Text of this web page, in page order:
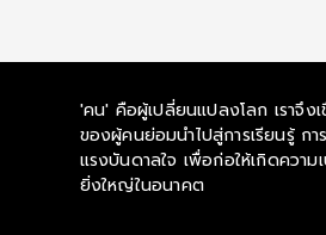
'คน' คือผู้เปลี่ยนแปลงโลก เราจึงเ
ของผู้คนย่อมนำไปสู่การเรียนรู้ ก
แรงบันดาลใจ เพื่อก่อให้เกิดควา
ยิ่งใหญ่ในอนาคต